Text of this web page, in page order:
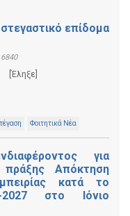
επίδομα
6840
[Έληξε]
Φοιτητικά Νέα
για
πράξης Απόκτηση
κατά το
2027 στο Ιόνιο